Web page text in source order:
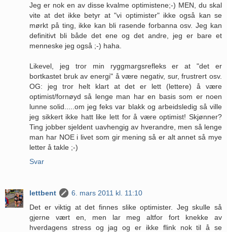
Jeg er nok en av disse kvalme optimistene;-) MEN, du skal
vite at det ikke betyr at "vi optimister" ikke også kan se
mørkt på ting, ikke kan bli rasende forbanna osv. Jeg kan
definitivt bli både det ene og det andre, jeg er bare et
menneske jeg også ;-) haha.
Likevel, jeg tror min ryggmargsrefleks er at "det er
bortkastet bruk av energi" å være negativ, sur, frustrert osv.
OG: jeg tror helt klart at det er lett (lettere) å være
optimist/fornøyd så lenge man har en basis som er noen
lunne solid.....om jeg feks var blakk og arbeidsledig så ville
jeg sikkert ikke hatt like lett for å være optimist! Skjønner?
Ting jobber sjeldent uavhengig av hverandre, men så lenge
man har NOE i livet som gir mening så er alt annet så mye
letter å takle ;-)
Svar
lettbent
6. mars 2011 kl. 11:10
Det er viktig at det finnes slike optimister. Jeg skulle så
gjerne vært en, men lar meg altfor fort knekke av
hverdagens stress og jag og er ikke flink nok til å se